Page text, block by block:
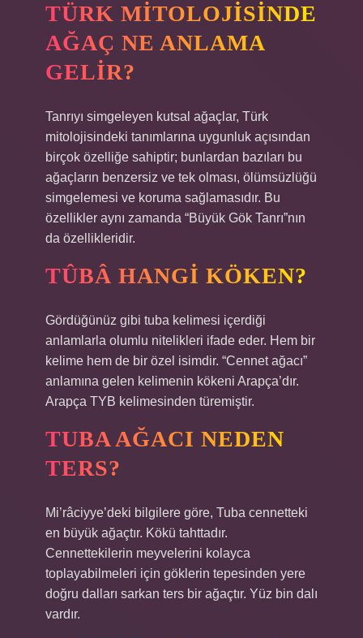
TÜRK MITOLOJISINDE
AĞAÇ NE ANLAMA
GELIR?
Tanrıyı simgeleyen kutsal ağaçlar, Türk
mitolojisindeki tanımlarına uygunluk açısından
birçok özelliğe sahiptir; bunlardan bazıları bu
ağaçların benzersiz ve tek olması, ölümsüzlüğü
simgelemesi ve koruma sağlamasıdır. Bu
özellikler aynı zamanda “Büyük Gök Tanrı”nın
da özellikleridir.
TÛBÂ HANGI KÖKEN?
Gördüğünüz gibi tuba kelimesi içerdiği
anlamlarla olumlu nitelikleri ifade eder. Hem bir
kelime hem de bir özel isimdir. “Cennet ağacı”
anlamına gelen kelimenin kökeni Arapça’dır.
Arapça TYB kelimesinden türemiştir.
TUBA AĞACI NEDEN
TERS?
Mi’râciyye’deki bilgilere göre, Tuba cennetteki
en büyük ağaçtır. Kökü tahttadır.
Cennettekilerin meyvelerini kolayca
toplayabilmeleri için göklerin tepesinden yere
doğru dalları sarkan ters bir ağaçtır. Yüz bin dalı
vardır.